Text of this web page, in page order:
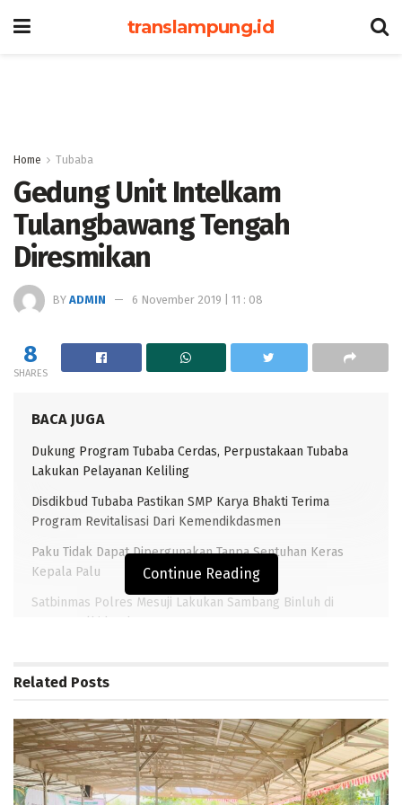
translampung.id
Home Tubaba
Gedung Unit Intelkam
Tulangbawang Tengah
Diresmikan
BY ADMIN 6 November 2019 | 11 : 08
8
SHARES
BACA JUGA
Dukung Program Tubaba Cerdas, Perpustakaan Tubaba
Lakukan Pelayanan Keliling
Disdikbud Tubaba Pastikan SMP Karya Bhakti Terima
Program Revitalisasi Dari Kemendikdasmen
Paku Tidak Dapat Dipergunakan Tanpa Sentuhan Keras
Kepala Palu
Satbinmas Polres Mesuji Lakukan Sambang Binluh di
Ponpes Alhidayah
TRANSLAMPUNG.COM (PANARAGAN)–Upaya lebih
bangunan gedung unit Intelkam Polsek Tulangbawang
Tengah, di Tiyuh (Desa) Tirta Makmur, Kabupaten
Tulangbawang Barat (Tubaba) diresmikan.
Continue Reading
Related Posts